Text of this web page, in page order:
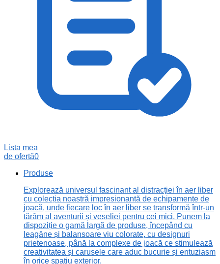
Lista mea
de ofertă0
Produse
Explorează universul fascinant al distracției în aer liber
cu colecția noastră impresionantă de echipamente de
joacă, unde fiecare loc în aer liber se transformă într-un
tărâm al aventurii și veseliei pentru cei mici. Punem la
dispoziție o gamă largă de produse, începând cu
leagăne și balansoare viu colorate, cu designuri
prietenoase, până la complexe de joacă ce stimulează
creativitatea și carusele care aduc bucurie și entuziasm
în orice spațiu exterior.